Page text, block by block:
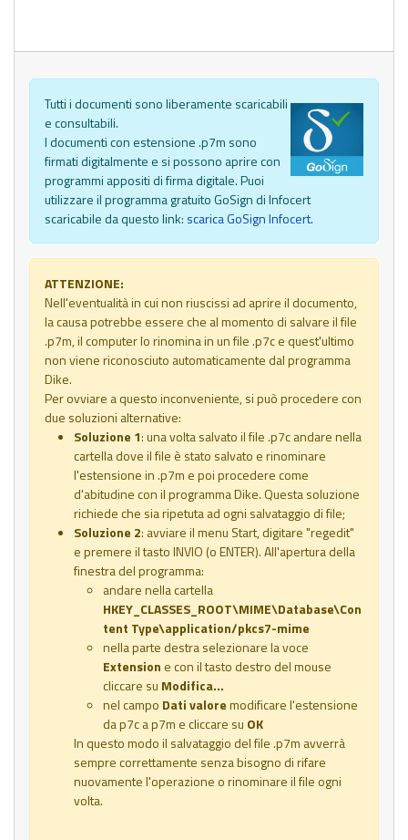
Tutti i documenti sono liberamente scaricabili
e consultabili.
I documenti con estensione .p7m sono
firmati digitalmente e si possono aprire con
programmi appositi di firma digitale. Puoi
utilizzare il programma gratuito GoSign di Infocert
scaricabile da questo link: scarica GoSign Infocert.
ATTENZIONE:
Nell'eventualità in cui non riuscissi ad aprire il documento,
la causa potrebbe essere che al momento di salvare il file
.p7m, il computer lo rinomina in un file .p7c e quest'ultimo
non viene riconosciuto automaticamente dal programma
Dike.
Per ovviare a questo inconveniente, si può procedere con
due soluzioni alternative:
Soluzione 1: una volta salvato il file .p7c andare nella
cartella dove il file è stato salvato e rinominare
l'estensione in .p7m e poi procedere come
d'abitudine con il programma Dike. Questa soluzione
richiede che sia ripetuta ad ogni salvataggio di file;
Soluzione 2: avviare il menu Start, digitare "regedit"
e premere il tasto INVIO (o ENTER). All'apertura della
finestra del programma:
andare nella cartella
HKEY_CLASSES_ROOT\MIME\Database\Con
tent Type\application/pkcs7-mime
nella parte destra selezionare la voce
Extension e con il tasto destro del mouse
cliccare su Modifica...
nel campo Dati valoremodificare l'estensione
da p7c a p7m e cliccare su OK
In questo modo il salvataggio del file .p7m avverrà
sempre correttamente senza bisogno di rifare
nuovamente l'operazione o rinominare il file ogni
volta.